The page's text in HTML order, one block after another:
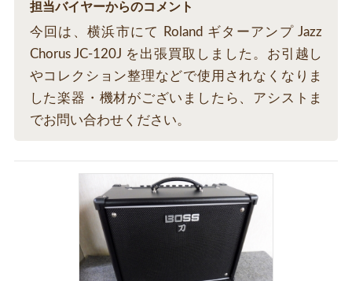
担当バイヤーからのコメント
今回は、横浜市にて Roland ギターアンプ Jazz
Chorus JC-120J を出張買取しました。お引越し
やコレクション整理などで使用されなくなりま
した楽器・機材がございましたら、アシストま
でお問い合わせください。